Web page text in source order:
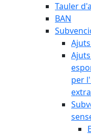
Tauler
BAN
per